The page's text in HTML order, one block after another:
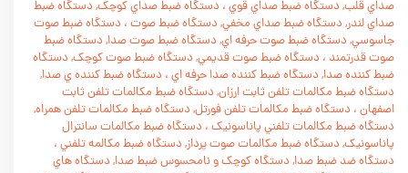
صداي قلب, دستگاه ضبط صداي قوي ، دستگاه ضبط صداي کوچک, دستگاه ضبط
صداي لندر, دستگاه ضبط صداي مخفي, دستگاه ضبط صوت ، دستگاه ضبط صوت
جاسوسي, دستگاه ضبط صوت حرفه اي, دستگاه ضبط صوت صدا, دستگاه ضبط
صوت قدرتمند ، دستگاه ضبط صوت قديمي, دستگاه ضبط صوت کوچک, دستگاه
ضبط کننده صدا, دستگاه ضبط کننده صدا حرفه اي ، دستگاه ضبط کننده ي صدا,
دستگاه ضبط مکالمات تلفن ثابت ارزان, دستگاه ضبط مکالمات تلفن ثابت
اصفهان ، دستگاه ضبط مکالمات تلفن فورتل, دستگاه ضبط مکالمات تلفن همراه,
دستگاه ضبط مکالمات تلفني پاناسونيک ، دستگاه ضبط مکالمات سانترال
پاناسونيک, دستگاه ضبط مکالمات صوت پرداز, دستگاه ضبط مکالمه تلفني ،
دستگاه ضد ضبط صدا, دستگاه کوچک و نامحسوس ضبط صدا, دستگاه هاي